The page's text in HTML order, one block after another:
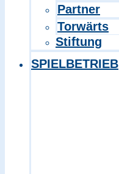
Partner
Torwärts
Stiftung
SPIELBETRIEB